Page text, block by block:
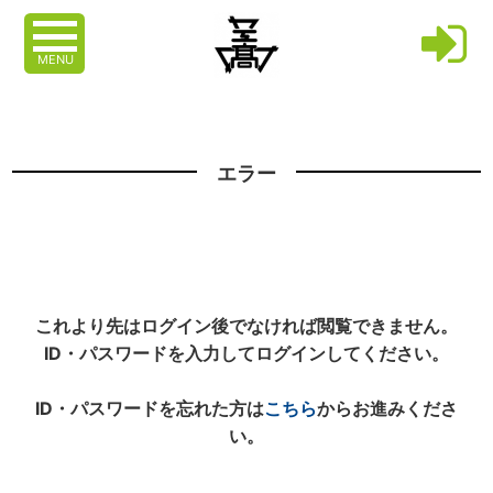
MENU
エラー
これより先はログイン後でなければ閲覧できません。
ID・パスワードを入力してログインしてください。
ID・パスワードを忘れた方はこちらからお進みくださ
い。